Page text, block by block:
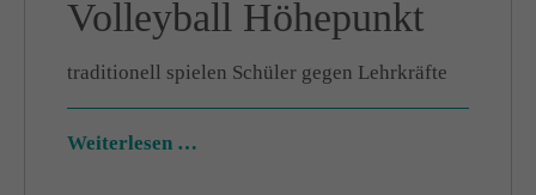
Volleyball Höhepunkt
traditionell spielen Schüler gegen Lehrkräfte
Weiterlesen …